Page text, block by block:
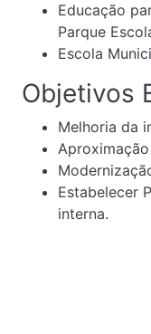
Educação
Parque
Escola
Objetivos
Melhoria da
Estabelecer
interna.